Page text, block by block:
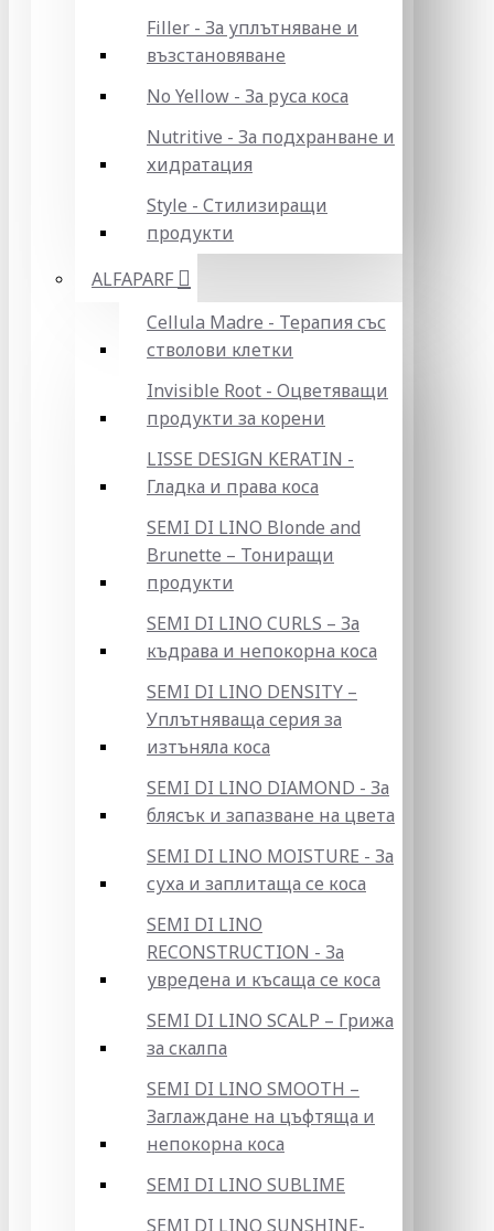
Filler - За уплътняване и
възстановяване
No Yellow - За руса коса
Nutritive - За подхранване и
хидратация
Style - Стилизиращи
продукти
ALFAPARF
Cellula Madre - Терапия със
стволови клетки
Invisible Root - Оцветяващи
продукти за корени
LISSE DESIGN KERATIN -
Гладка и права коса
SEMI DI LINO Blonde and
Brunette – Тониращи
продукти
SEMI DI LINO CURLS – За
къдрава и непокорна коса
SEMI DI LINO DENSITY –
Уплътняваща серия за
изтъняла коса
SEMI DI LINO DIAMOND - За
блясък и запазване на цвета
SEMI DI LINO MOISTURE - За
суха и заплитаща се коса
SEMI DI LINO
RECONSTRUCTION - За
увредена и късаща се коса
SEMI DI LINO SCALP – Грижа
за скалпа
SEMI DI LINO SMOOTH –
Заглаждане на цъфтяща и
непокорна коса
SEMI DI LINO SUBLIME
SEMI DI LINO SUNSHINE-